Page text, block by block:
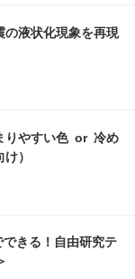
の液状化現象を再現
りやすい色 or 冷め
）
できる！自由研究テ